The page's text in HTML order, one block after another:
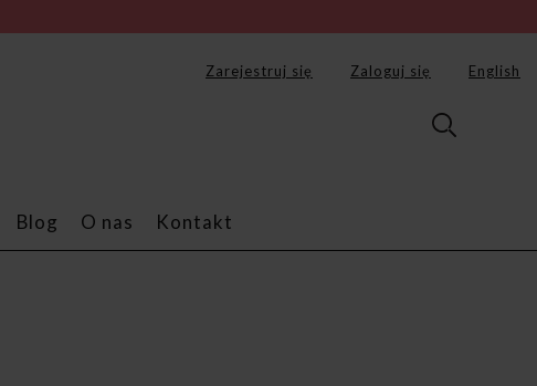
Zarejestruj się Zaloguj się English
Blog O nas Kontakt